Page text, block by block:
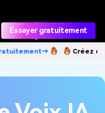
Essayer gratuitement
Créez des